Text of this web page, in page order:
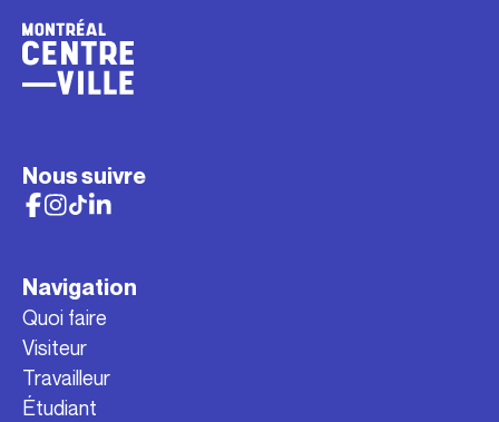
Nous suivre
Navigation
Quoi faire
Visiteur
Travailleur
Étudiant